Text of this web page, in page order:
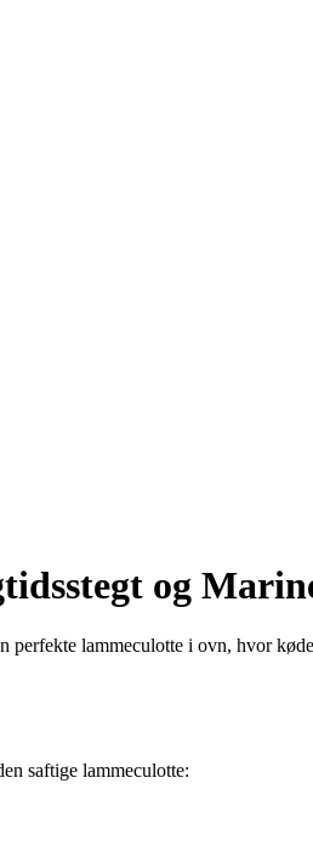
og
lammeculotte i ovn, hvor
saftige lammeculotte: